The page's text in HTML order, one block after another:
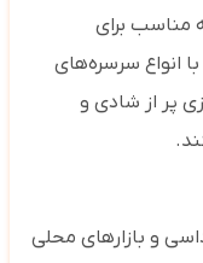
مناسب برای
انواع سرسره‌های
پر از شادی و
و بازارهای محلی